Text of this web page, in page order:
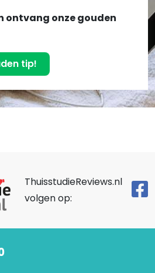
ontvang onze gouden
tip!
ThuisstudieReviews.nl
volgen op: